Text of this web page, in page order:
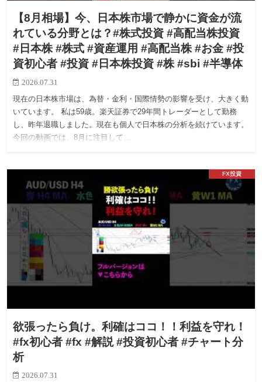
【8月相場】今、日本株市場で静かに資金が流
れている分野とは？#株式投資 #高配当株投資
#日本株 #株式 #資産運用 #高配当株 #お金 #投
資初心者 #投資 #日本株投資 #株 #sbi #半導体
2026.07.31
現在の日本株市場は、為替・金利・国際情勢の影響を受け、大きく動
いています。 私は59歳。楽天証券で29年間トレーダーとして勤務
し、昨年退職しました。現在も個人で日本株の分析を続けています。
今回の動画では、8月に注目して…
FX投資
欲張ったら負け。利確はココ！！利益を守れ！
#fx初心者 #fx #解説 #投資初心者 #チャート分
析
2026.07.31